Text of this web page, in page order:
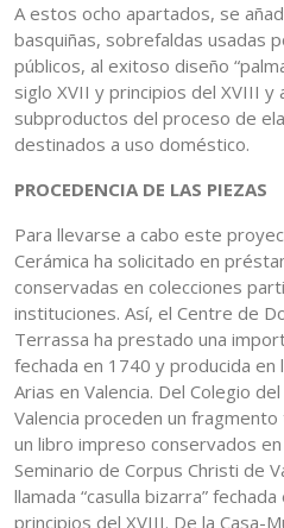
A estos ocho apartados, se
basquiñas, sobrefaldas usadas
públicos, al exitoso diseño
siglo XVII y principios del XVIII
subproductos del proceso de
destinados a uso doméstico.
PROCEDENCIA DE LAS PIEZAS
Para llevarse a cabo este
Cerámica ha solicitado en
conservadas en colecciones
instituciones. Así, el Centre de
Terrassa ha prestado una
fechada en 1740 y producida en
Arias en Valencia. Del Colegio
Valencia proceden un
un libro impreso conservados
Seminario de Corpus Christi de
llamada “casulla bizarra”
principios del XVIII. De la Casa-